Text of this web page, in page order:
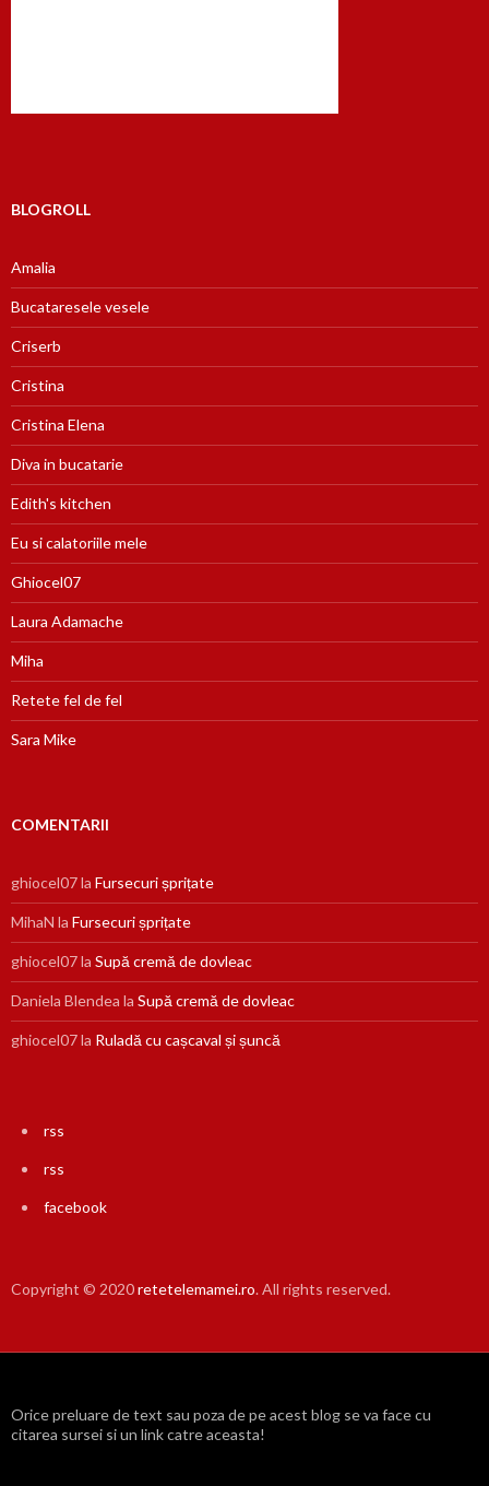
BLOGROLL
Amalia
Bucataresele vesele
Criserb
Cristina
Cristina Elena
Diva in bucatarie
Edith's kitchen
Eu si calatoriile mele
Ghiocel07
Laura Adamache
Miha
Retete fel de fel
Sara Mike
COMENTARII
ghiocel07la Fursecuri șprițate
MihaN la Fursecuri șprițate
ghiocel07la Supă cremă de dovleac
Daniela Blendea la Supă cremă de dovleac
ghiocel07la Ruladă cu cașcaval și șuncă
rss
rss
facebook
Copyright © 2020retetelemamei.ro. All rights reserved.
Orice preluare de text sau poza de pe acest blog se va face cu
citarea sursei si un link catre aceasta!